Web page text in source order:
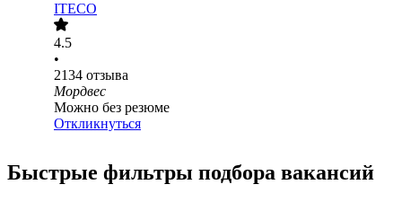
ITECO
4.5
•
2134 отзыва
Мордвес
Можно без резюме
Откликнуться
Быстрые фильтры подбора вакансий